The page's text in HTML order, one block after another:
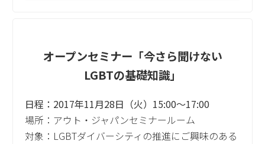
オープンセミナー「今さら聞けない
LGBTの基礎知識」
日程：2017年11月28日（火）15:00～17:00
場所：アウト・ジャパンセミナールーム
対象：LGBTダイバーシティの推進にご興味のある